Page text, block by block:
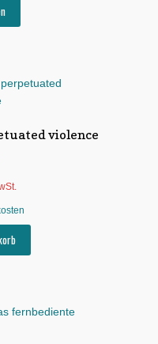
violence